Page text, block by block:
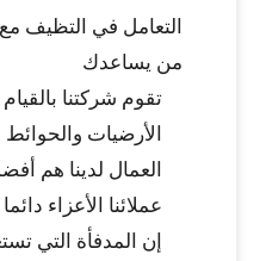
التعامل في التظيف
من يساعدك
تقوم شركتنا
الأرضيات
العمال لدينا هم
عملائنا الأعزاء
إن المدفأة التي